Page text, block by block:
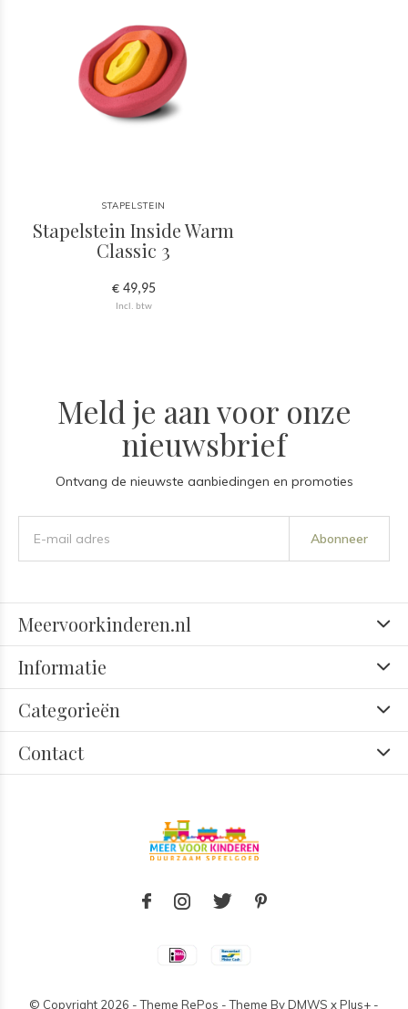
STAPELSTEIN
Stapelstein Inside Warm
Classic 3
€ 49,95
Incl. btw
Meld je aan voor onze
nieuwsbrief
Ontvang de nieuwste aanbiedingen en promoties
Abonneer
Meervoorkinderen.nl
Informatie
Categorieën
Contact
© Copyright 2026 - Theme RePos - Theme ByDMWS xPlus+ -